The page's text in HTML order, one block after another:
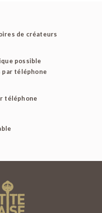
de créateurs
possible
par téléphone
téléphone